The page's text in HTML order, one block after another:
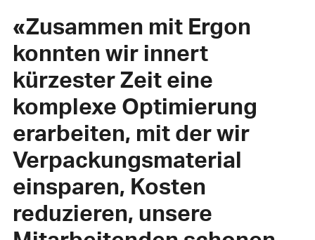
«Zusammen mit Ergon
konnten wir innert
kürzester Zeit eine
komplexe Optimierung
erarbeiten, mit der wir
Verpackungsmaterial
einsparen, Kosten
reduzieren, unsere